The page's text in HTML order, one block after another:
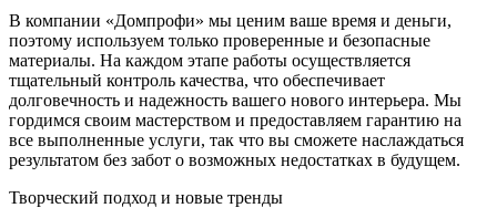
В компании «Домпрофи» мы ценим ваше время и деньги,
поэтому используем только проверенные и безопасные
материалы. На каждом этапе работы осуществляется
тщательный контроль качества, что обеспечивает
долговечность и надежность вашего нового интерьера. Мы
гордимся своим мастерством и предоставляем гарантию на
все выполненные услуги, так что вы сможете наслаждаться
результатом без забот о возможных недостатках в будущем.
Творческий подход и новые тренды